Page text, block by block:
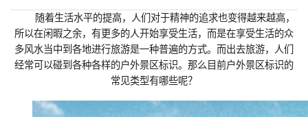
随着生活水平的提高，人们对于精神的追求也变得越来越高，
所以在闲暇之余，有更多的人开始享受生活，而是在享受生活的众
多风水当中到各地进行旅游是一种普遍的方式。而出去旅游，人们
经常可以碰到各种各样的户外景区标识。那么目前户外景区标识的
常见类型有哪些呢？